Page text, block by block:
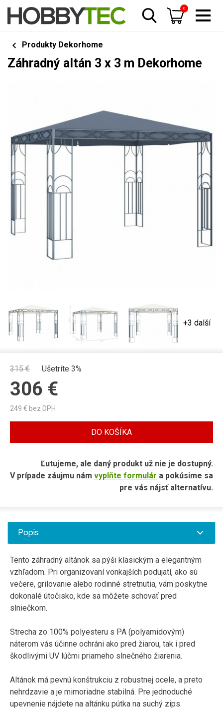
0
Produkty Dekorhome
Záhradný altán 3 x 3 m Dekorhome
+3 další
315€ Ušetríte 3%
306 €
249 € bez DPH
DO KOŠÍKA
Ľutujeme, ale daný produkt už nie je dostupný.
V prípade záujmu nám vyplňte formulár a pokúsime sa
pre vás nájsť alternatívu.
Popis
Tento záhradný altánok sa pýši klasickým a elegantným
vzhľadom. Pri organizovaní vonkajších podujatí, ako sú
večere, grilovanie alebo rodinné stretnutia, vám poskytne
dokonalé útočisko, kde sa môžete schovať pred
slniečkom.
Strecha zo 100% polyesteru s PA (polyamidovým)
náterom vás účinne ochráni ako pred žiarou, tak i pred
škodlivými UV lúčmi priameho slnečného žiarenia.
Altánok má pevnú konštrukciu z robustnej ocele, a preto
nehrdzavie a je mimoriadne stabilná. Pre jednoduché
upevnenie nájdete na altánku pútka na suchý zips.